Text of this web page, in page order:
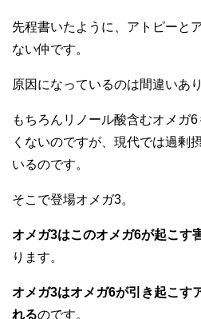
先程書いたように、アトピーと
ない仲です。
原因になっているのは間違いあ
もちろんリノール酸含むオメガ
くないのですが、現代では過剰
いるのです。
そこで登場オメガ3。
オメガ3はこのオメガ6が起こす
ります。
オメガ3はオメガ6が引き起こす
れるのです。